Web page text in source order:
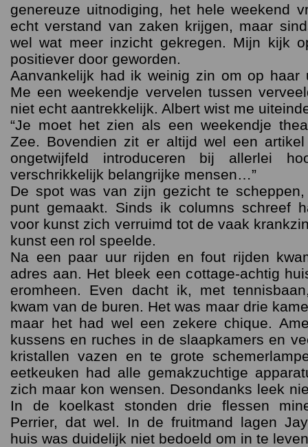
genereuze uitnodiging, het hele weekend
echt verstand van zaken krijgen, maar
wel wat meer inzicht gekregen. Mijn kijk
positiever door geworden.
Aanvankelijk had ik weinig zin om op haar
Me een weekendje vervelen tussen
niet echt aantrekkelijk. Albert wist me
“Je moet het zien als een weekendje
Zee. Bovendien zit er altijd wel een
ongetwijfeld introduceren bij allerlei
verschrikkelijk belangrijke mensen…”
De spot was van zijn gezicht te
punt gemaakt. Sinds ik columns schreef
voor kunst zich verruimd tot de vaak
kunst een rol speelde.
Na een paar uur rijden en fout rijden
adres aan. Het bleek een cottage-achtig
eromheen. Even dacht ik, met
kwam van de buren. Het was maar drie
maar het had wel een zekere chique.
kussens en ruches in de slaapkamers en
kristallen vazen en te grote
eetkeuken had alle gemakzuchtige
zich maar kon wensen. Desondanks leek
In de koelkast stonden drie flessen
Perrier, dat wel. In de fruitmand lagen
huis was duidelijk niet bedoeld om in te